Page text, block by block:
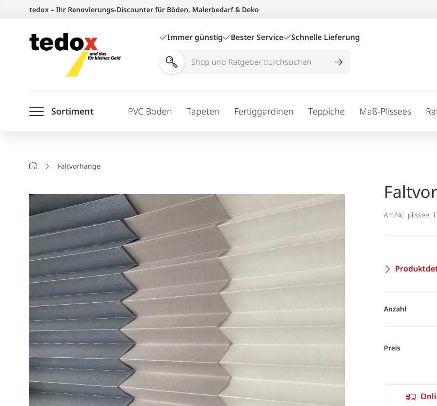
springen
tedox – Ihr Renovierungs-Discounter für Böden, Malerbedarf & Deko
Immer günstig Bester Service Schnelle Lieferung
Shop
durchsuchen
Sortiment PVC Boden Tapeten Fertiggardinen Teppiche Maß-Plissees
StartseiteFaltvorhänge
Art.Nr.:
Anzahl
Preis